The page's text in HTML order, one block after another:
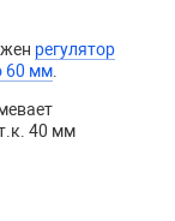
регулятор
60 мм.
40 мм